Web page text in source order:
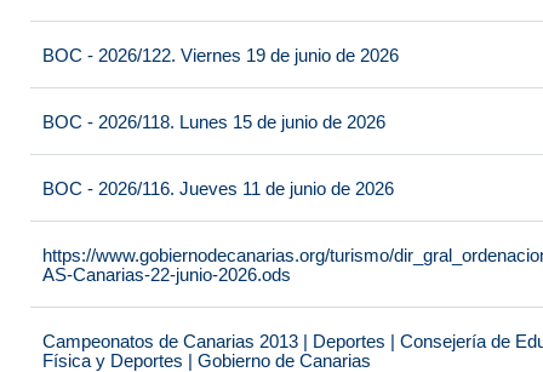
BOC - 2026/122. Viernes 19 de junio de 2026
BOC - 2026/118. Lunes 15 de junio de 2026
BOC - 2026/116. Jueves 11 de junio de 2026
https://www.gobiernodecanarias.org/turismo/
AS-Canarias-22-junio-2026.ods
Campeonatos de Canarias 2013 | Deportes | Consejería de
Física y Deportes | Gobierno de Canarias